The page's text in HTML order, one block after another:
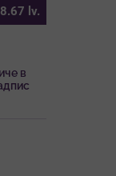
lv.
в